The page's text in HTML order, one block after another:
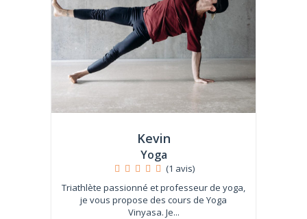
Kevin
Yoga
(1 avis)
Triathlète passionné et professeur de yoga,
je vous propose des cours de Yoga
Vinyasa. Je...